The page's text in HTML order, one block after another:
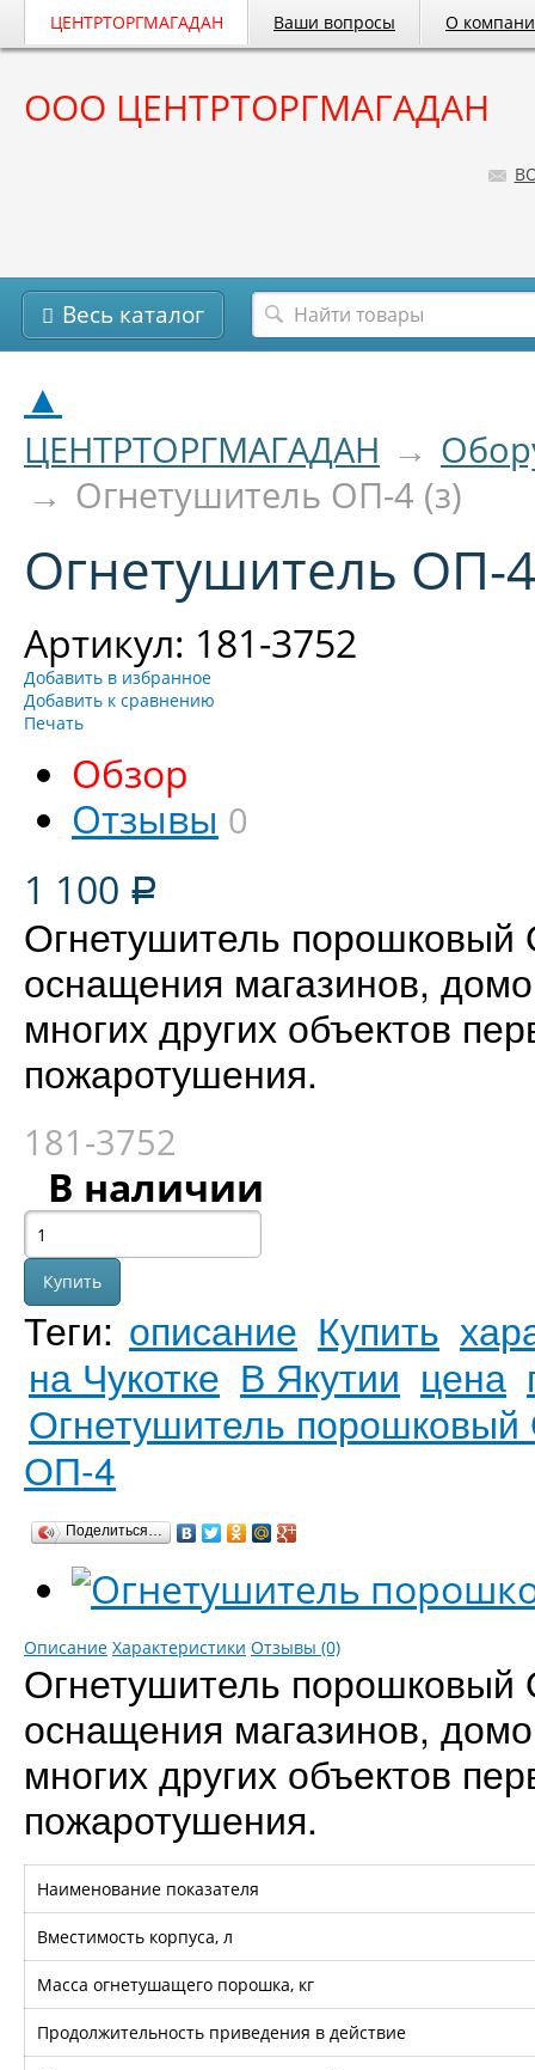
ЦЕНТРТОРГМАГАДАН Ваши вопросы О
ООО ЦЕНТРТОРГМАГАДАН
Весь каталог
▲
ЦЕНТРТОРГМАГАДАН →
→ Огнетушитель ОП-4 (з)
Огнетушитель ОП-
Артикул: 181-3752
Добавить в избранное
Добавить к сравнению
Печать
Обзор
Отзывы 0
1 100 Р
Огнетушитель
оснащения магазинов,
многих других объектов
пожаротушения.
181-3752
В наличии
Теги: описание Купить
на Чукотке В Якутии цена
Огнетушитель
ОП-4
Поделиться…
Описание Характеристики Отзывы (0)
Огнетушитель
оснащения магазинов,
многих других объектов
пожаротушения.
Наименование показателя
Вместимость корпуса, л
Масса огнетушащего порошка, кг
Продолжительность приведения в действие